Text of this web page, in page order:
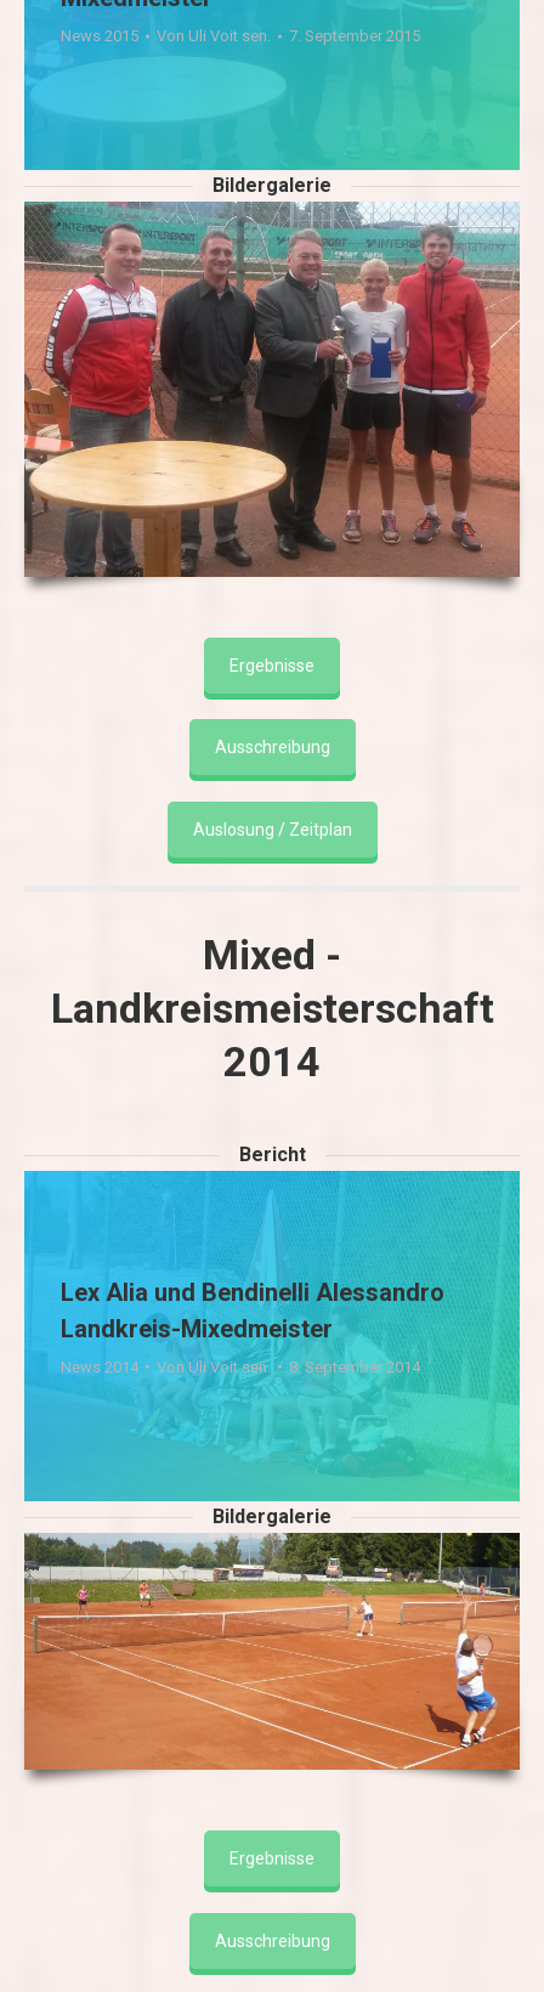
News 2015 Von Uli Voit sen. 7. September 2015
Bildergalerie
Ergebnisse
Ausschreibung
Auslosung / Zeitplan
Mixed -
Landkreismeisterschaft
2014
Bericht
Lex Alia und Bendinelli Alessandro
Landkreis-Mixedmeister
News 2014 Von Uli Voit sen. 8. September 2014
Bildergalerie
Ergebnisse
Ausschreibung